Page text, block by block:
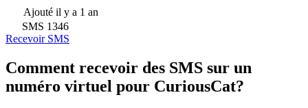
Ajouté il y a 1 an
SMS 1346
Recevoir SMS
Comment recevoir des SMS sur un
numéro virtuel pour CuriousCat?